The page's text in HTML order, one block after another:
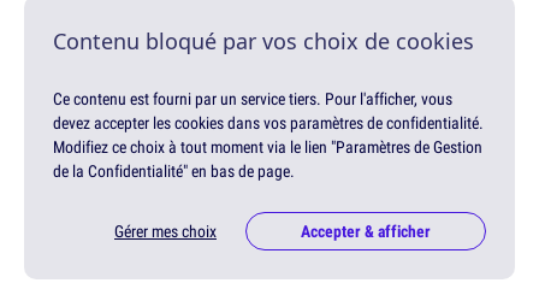
Contenu bloqué par vos choix de cookies
Ce contenu est fourni par un service tiers. Pour l'afficher, vous
devez accepter les cookies dans vos paramètres de confidentialité.
Modifiez ce choix à tout moment via le lien "Paramètres de Gestion
de la Confidentialité" en bas de page.
Gérer mes choix Accepter & afficher